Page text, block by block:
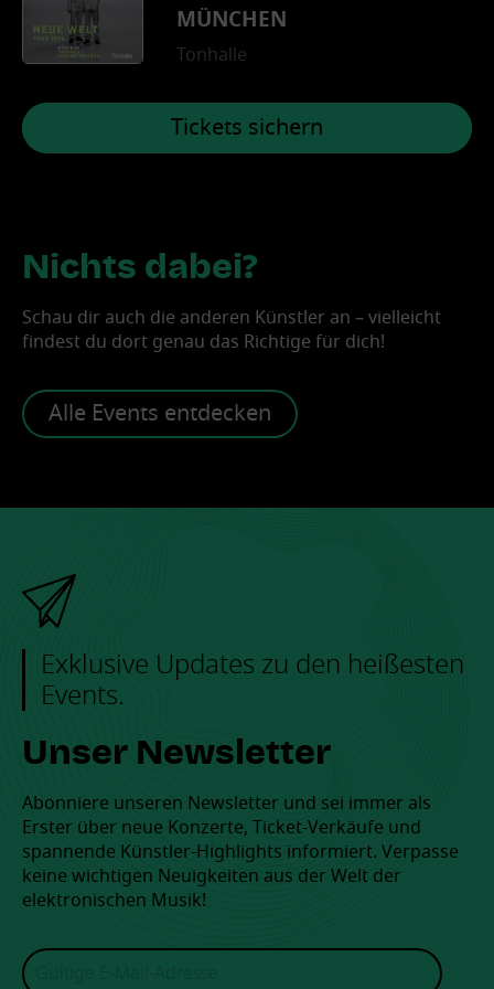
MÜNCHEN
Tonhalle
Tickets sichern
Nichts dabei?
Schau dir auch die anderen Künstler an – vielleicht
findest du dort genau das Richtige für dich!
Alle Events entdecken
Exklusive Updates zu den heißesten
Events.
Unser Newsletter
Abonniere unseren Newsletter und sei immer als
Erster über neue Konzerte, Ticket-Verkäufe und
spannende Künstler-Highlights informiert. Verpasse
keine wichtigen Neuigkeiten aus der Welt der
elektronischen Musik!